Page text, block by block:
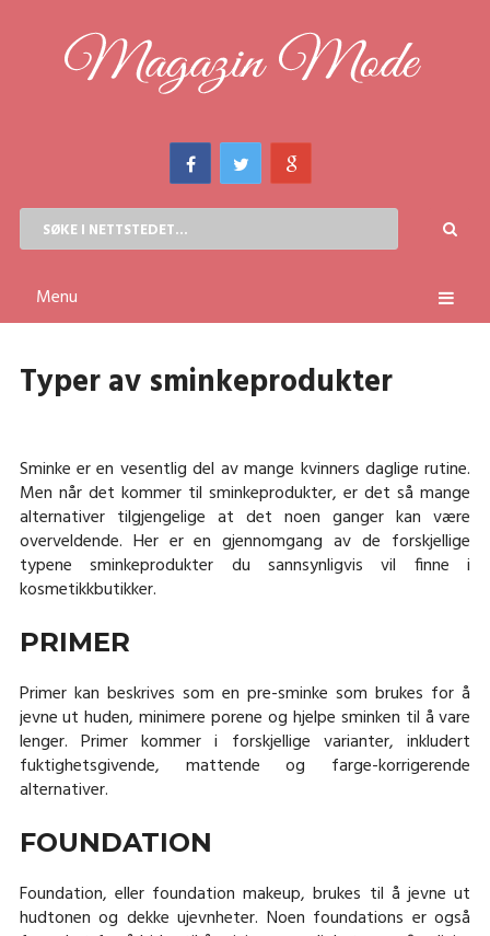
Menu
Typer av sminkeprodukter
Sminke er en vesentlig del av mange kvinners daglige rutine.
Men når det kommer til sminkeprodukter, er det så mange
alternativer tilgjengelige at det noen ganger kan være
overveldende. Her er en gjennomgang av de forskjellige
typene sminkeprodukter du sannsynligvis vil finne i
kosmetikkbutikker.
PRIMER
Primer kan beskrives som en pre-sminke som brukes for å
jevne ut huden, minimere porene og hjelpe sminken til å vare
lenger. Primer kommer i forskjellige varianter, inkludert
fuktighetsgivende, mattende og farge-korrigerende
alternativer.
FOUNDATION
Foundation, eller foundation makeup, brukes til å jevne ut
hudtonen og dekke ujevnheter. Noen foundations er også